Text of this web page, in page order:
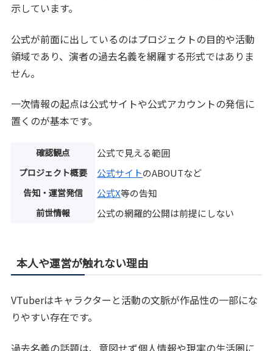
示しています。
公式が前面に出しているのはプロジェクトの目的や活動
領域であり、演者の過去名義を網羅する形式ではありま
せん。
一次情報の起点は公式サイトや公式アカウントの発信に
置くのが基本です。
確認観点 公式で見える範囲
プロジェクト概要 公式サイトのABOUTなど
告知・運営発信 公式X等の告知
前世情報 公式の網羅的公開は前提にしない
本人や運営が触れない理由
VTuberはキャラクターと活動の文脈が作品性の一部にな
りやすい存在です。
過去名義の話題は、意図せず個人情報や現実の生活圏に